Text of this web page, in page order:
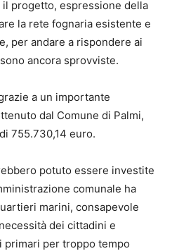
progetto, espressione della
la rete fognaria esistente e
per andare a rispondere ai
ancora sprovviste.
a un importante
dal Comune di Palmi,
755.730,14 euro.
potuto essere investite
comunale ha
marini, consapevole
dei cittadini e
primari per troppo tempo